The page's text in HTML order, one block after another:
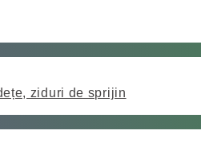
ziduri de sprijin